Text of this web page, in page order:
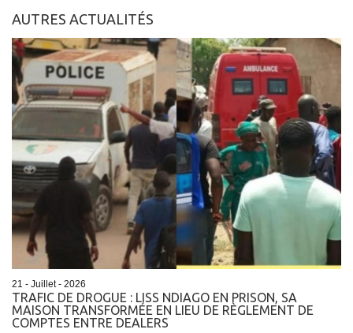
AUTRES ACTUALITÉS
21 - Juillet - 2026
TRAFIC DE DROGUE : LISS NDIAGO EN PRISON, SA
MAISON TRANSFORMÉE EN LIEU DE RÈGLEMENT DE
COMPTES ENTRE DEALERS